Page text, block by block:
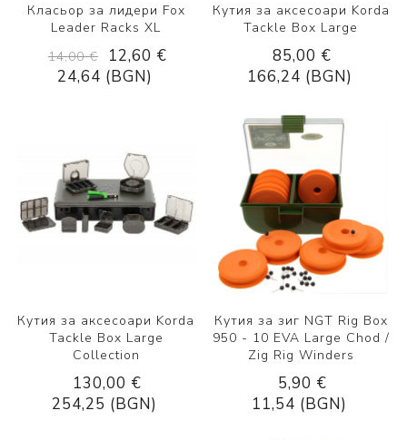
Класьор за лидери Fox
Leader Racks XL
14,00 €
12,60 €
24,64 (BGN)
Кутия за аксесоари Korda
Tackle Box Large
85,00 €
166,24 (BGN)
Кутия за аксесоари Korda
Tackle Box Large
Collection
130,00 €
254,25 (BGN)
Кутия за зиг NGT Rig Box
950 - 10 EVA Large Chod /
Zig Rig Winders
5,90 €
11,54 (BGN)